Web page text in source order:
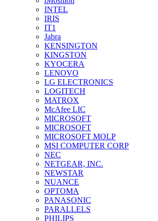
INTEL
IRIS
IT1
Jabra
KENSINGTON
KINGSTON
KYOCERA
LENOVO
LG ELECTRONICS
LOGITECH
MATROX
McAfee LIC
MICROSOFT
MICROSOFT
MICROSOFT MOLP
MSI COMPUTER CORP
NEC
NETGEAR, INC.
NEWSTAR
NUANCE
OPTOMA
PANASONIC
PARALLELS
PHILIPS